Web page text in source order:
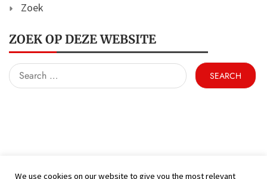
Zoek
ZOEK OP DEZE WEBSITE
Search
for:
We use cookies on our website to give you the most relevant